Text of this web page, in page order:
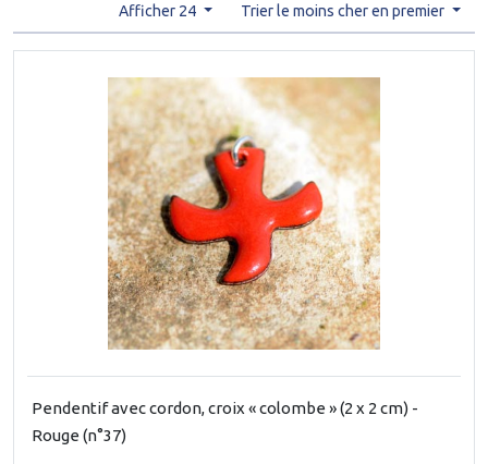
Afficher 24 Trier le moins cher en premier
Pendentif avec cordon, croix « colombe » (2 x 2 cm) -
Rouge (n°37)